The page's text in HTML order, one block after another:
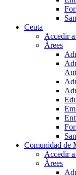
Ceuta
Accedir
Àrees
Comunidad de
Accedir
Àrees